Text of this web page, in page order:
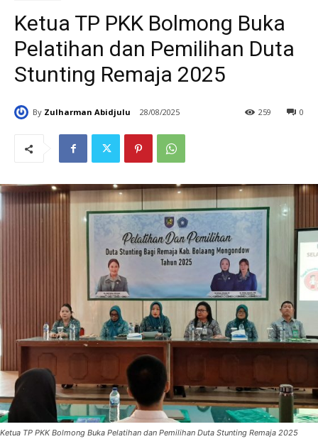
Ketua TP PKK Bolmong Buka
Pelatihan dan Pemilihan Duta
Stunting Remaja 2025
By Zulharman Abidjulu 28/08/2025 0
259
Ketua TP PKK Bolmong Buka Pelatihan dan Pemilihan Duta Stunting Remaja 2025